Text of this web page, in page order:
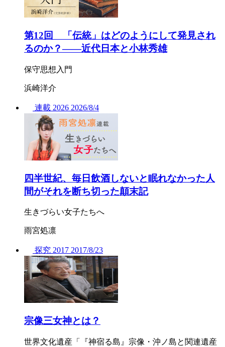
第12回 「伝統」はどのようにして発見され
るのか？——近代日本と小林秀雄
保守思想入門
浜崎洋介
連載 2026 2026/8/4
四半世紀、毎日飲酒しないと眠れなかった人
間がそれを断ち切った顛末記
生きづらい女子たちへ
雨宮処凛
探究 2017 2017/8/23
宗像三女神とは？
世界文化遺産「『神宿る島』宗像・沖ノ島と関連遺産